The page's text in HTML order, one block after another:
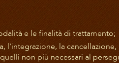
e le finalità di trattamento;
l’integrazione, la
non più necessari al